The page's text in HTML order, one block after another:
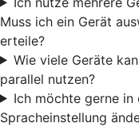
Muss ich ein Gerät
erteile?
Wie viele Geräte
parallel nutzen?
Ich möchte gerne in
Spracheinstellung